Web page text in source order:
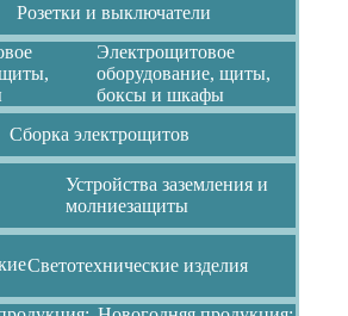
Розетки и выключатели
Электрощитовое
оборудование, щиты,
боксы и шкафы
Сборка электрощитов
Устройства заземления и
молниезащиты
Светотехнические изделия